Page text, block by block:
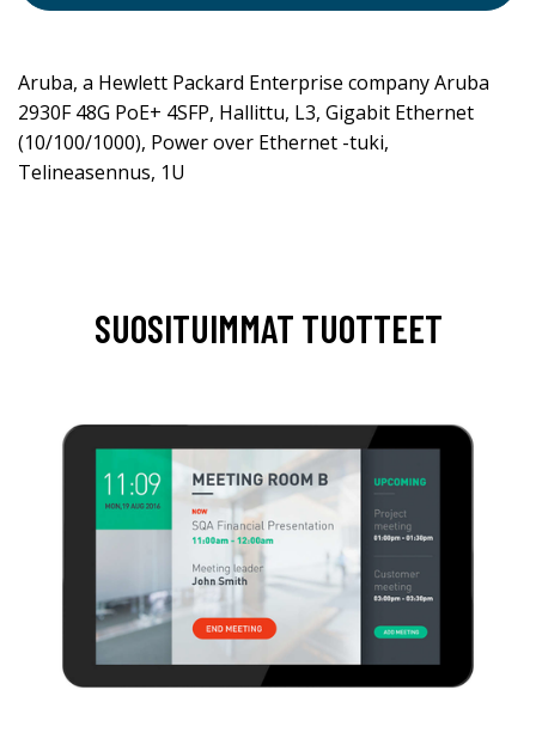
Aruba, a Hewlett Packard Enterprise company Aruba
2930F 48G PoE+ 4SFP, Hallittu, L3, Gigabit Ethernet
(10/100/1000), Power over Ethernet -tuki,
Telineasennus, 1U
SUOSITUIMMAT TUOTTEET